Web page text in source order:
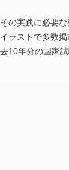
の実践に必要
ラストで多数
10年分の国家